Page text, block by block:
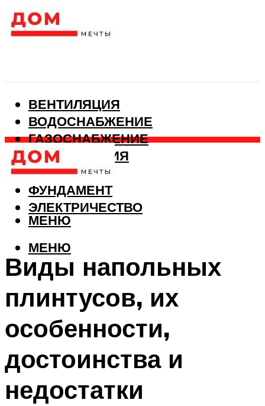
ВЕНТИЛЯЦИЯ
ВОДОСНАБЖЕНИЕ
ГАЗОСНАБЖЕНИЕ
КАНАЛИЗАЦИЯ
ОТОПЛЕНИЕ
ФУНДАМЕНТ
ЭЛЕКТРИЧЕСТВО
МЕНЮ
МЕНЮ
Виды напольных
плинтусов, их
особенности,
достоинства и
недостатки